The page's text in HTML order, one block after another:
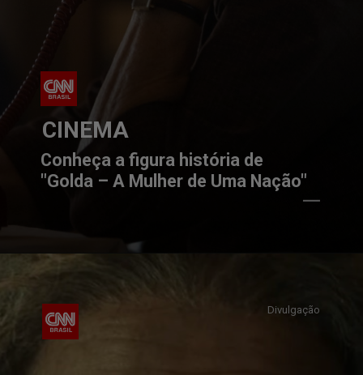
CINEMA
Conheça a figura história de
"Golda – A Mulher de Uma Nação"
Divulgação